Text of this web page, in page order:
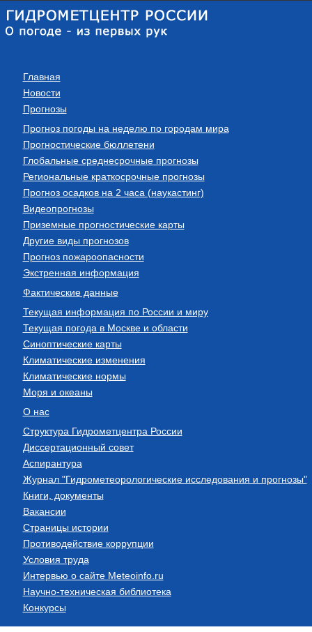
Главная
Новости
Прогнозы
Прогноз погоды на неделю по городам мира
Прогностические бюллетени
Глобальные среднесрочные прогнозы
Региональные краткосрочные прогнозы
Прогноз осадков на 2 часа (наукастинг)
Видеопрогнозы
Приземные прогностические карты
Другие виды прогнозов
Прогноз пожароопасности
Экстренная информация
Фактические данные
Текущая информация по России и миру
Текущая погода в Москве и области
Синоптические карты
Климатические изменения
Климатические нормы
Моря и океаны
О нас
Структура Гидрометцентра России
Диссертационный совет
Аспирантура
Журнал "Гидрометеорологические исследования и прогнозы"
Книги, документы
Вакансии
Страницы истории
Противодействие коррупции
Условия труда
Интервью о сайте Meteoinfo.ru
Научно-техническая библиотека
Конкурсы